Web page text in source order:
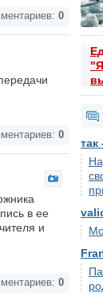
так
0
0
в ее
и
0